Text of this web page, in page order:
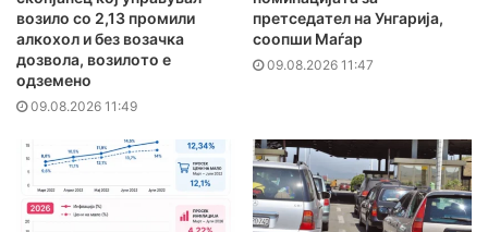
возило со 2,13 промили
алкохол и без возачка
дозвола, возилото е
одземено
09.08.2026 11:49
претседател на Унгарија,
соопши Маѓар
09.08.2026 11:47